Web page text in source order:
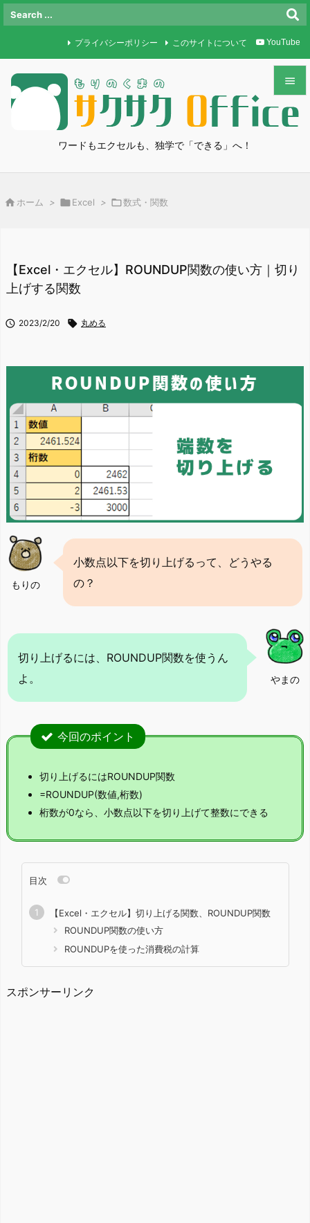
ワードもエクセルも、独学で「できる」へ！


メニュ
検索
プライバシーポリシー このサイトについて YouTube
 ホーム > Excel > 数式・関数
【Excel・エクセル】ROUNDUP関数の使い方｜切り
上げする関数
 2023/2/20  丸める
もりの
小数点以下を切り上げるって、どうやる
の？
やまの
切り上げるには、ROUNDUP関数を使うん
よ。
今回のポイント
切り上げるにはROUNDUP関数
=ROUNDUP(数値,桁数)
桁数が0なら、小数点以下を切り上げて整数にできる
目次
【Excel・エクセル】切り上げる関数、ROUNDUP関数
ROUNDUP関数の使い方
ROUNDUPを使った消費税の計算
スポンサーリンク